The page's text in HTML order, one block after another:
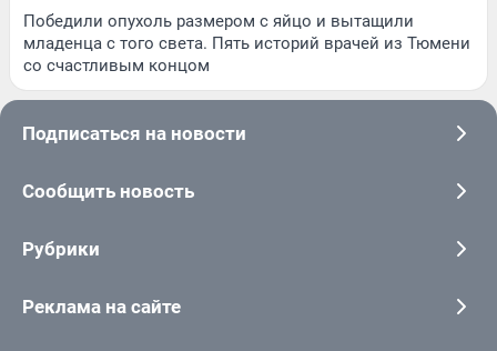
Победили опухоль размером с яйцо и вытащили
младенца с того света. Пять историй врачей из Тюмени
со счастливым концом
Подписаться на новости
Сообщить новость
Рубрики
Реклама на сайте